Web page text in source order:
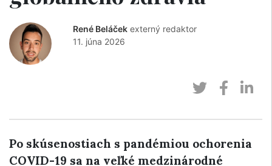
René Beláček externý redaktor
11. júna 2026
Po skúsenostiach s pandémiou ochorenia
COVID-19 sa na veľké medzinárodné